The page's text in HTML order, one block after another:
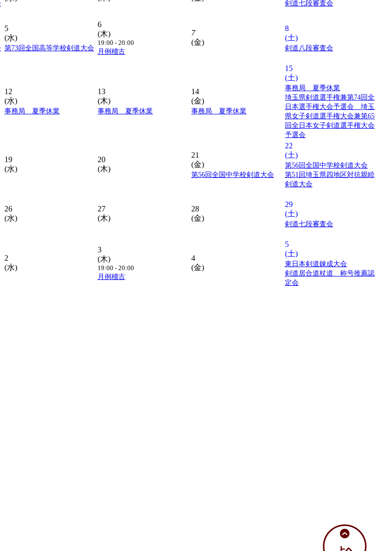
剣道七段審査会
5
(水)
第73回全国高等学校剣道大会
6
(木)
19:00 - 20:00
月例稽古
7
(金)
8
(土)
剣道八段審査会
12
(水)
事務局 夏季休業
13
(木)
事務局 夏季休業
14
(金)
事務局 夏季休業
15
(土)
事務局 夏季休業
埼玉県剣道選手権兼第74回全
日本選手権大会予選会 埼玉
県女子剣道選手権大会兼第65
回全日本女子剣道選手権大会
予選会
19
(水)
20
(木)
21
(金)
第56回全国中学校剣道大会
22
(土)
第56回全国中学校剣道大会
第51回埼玉県四地区対抗親睦
剣道大会
26
(水)
27
(木)
28
(金)
29
(土)
剣道七段審査会
2
(水)
3
(木)
19:00 - 20:00
月例稽古
4
(金)
5
(土)
東日本剣道錬成大会
剣道居合道杖道 称号推薦認
定会